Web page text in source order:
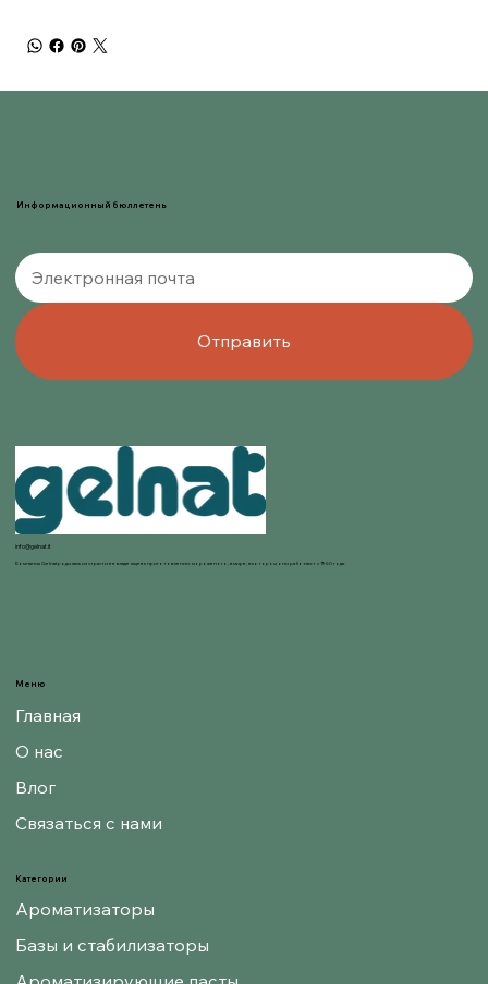
Информационный бюллетень
Отправить
info@gelnat.it
Компания Gelnat родилась из страсти ее владельцев к приготовлению мороженого, в мире, в котором они работают с 1950 года.
Категории
Ароматизаторы
Базы и стабилизаторы
Меню
Главная
О нас
Влог
Связаться с нами